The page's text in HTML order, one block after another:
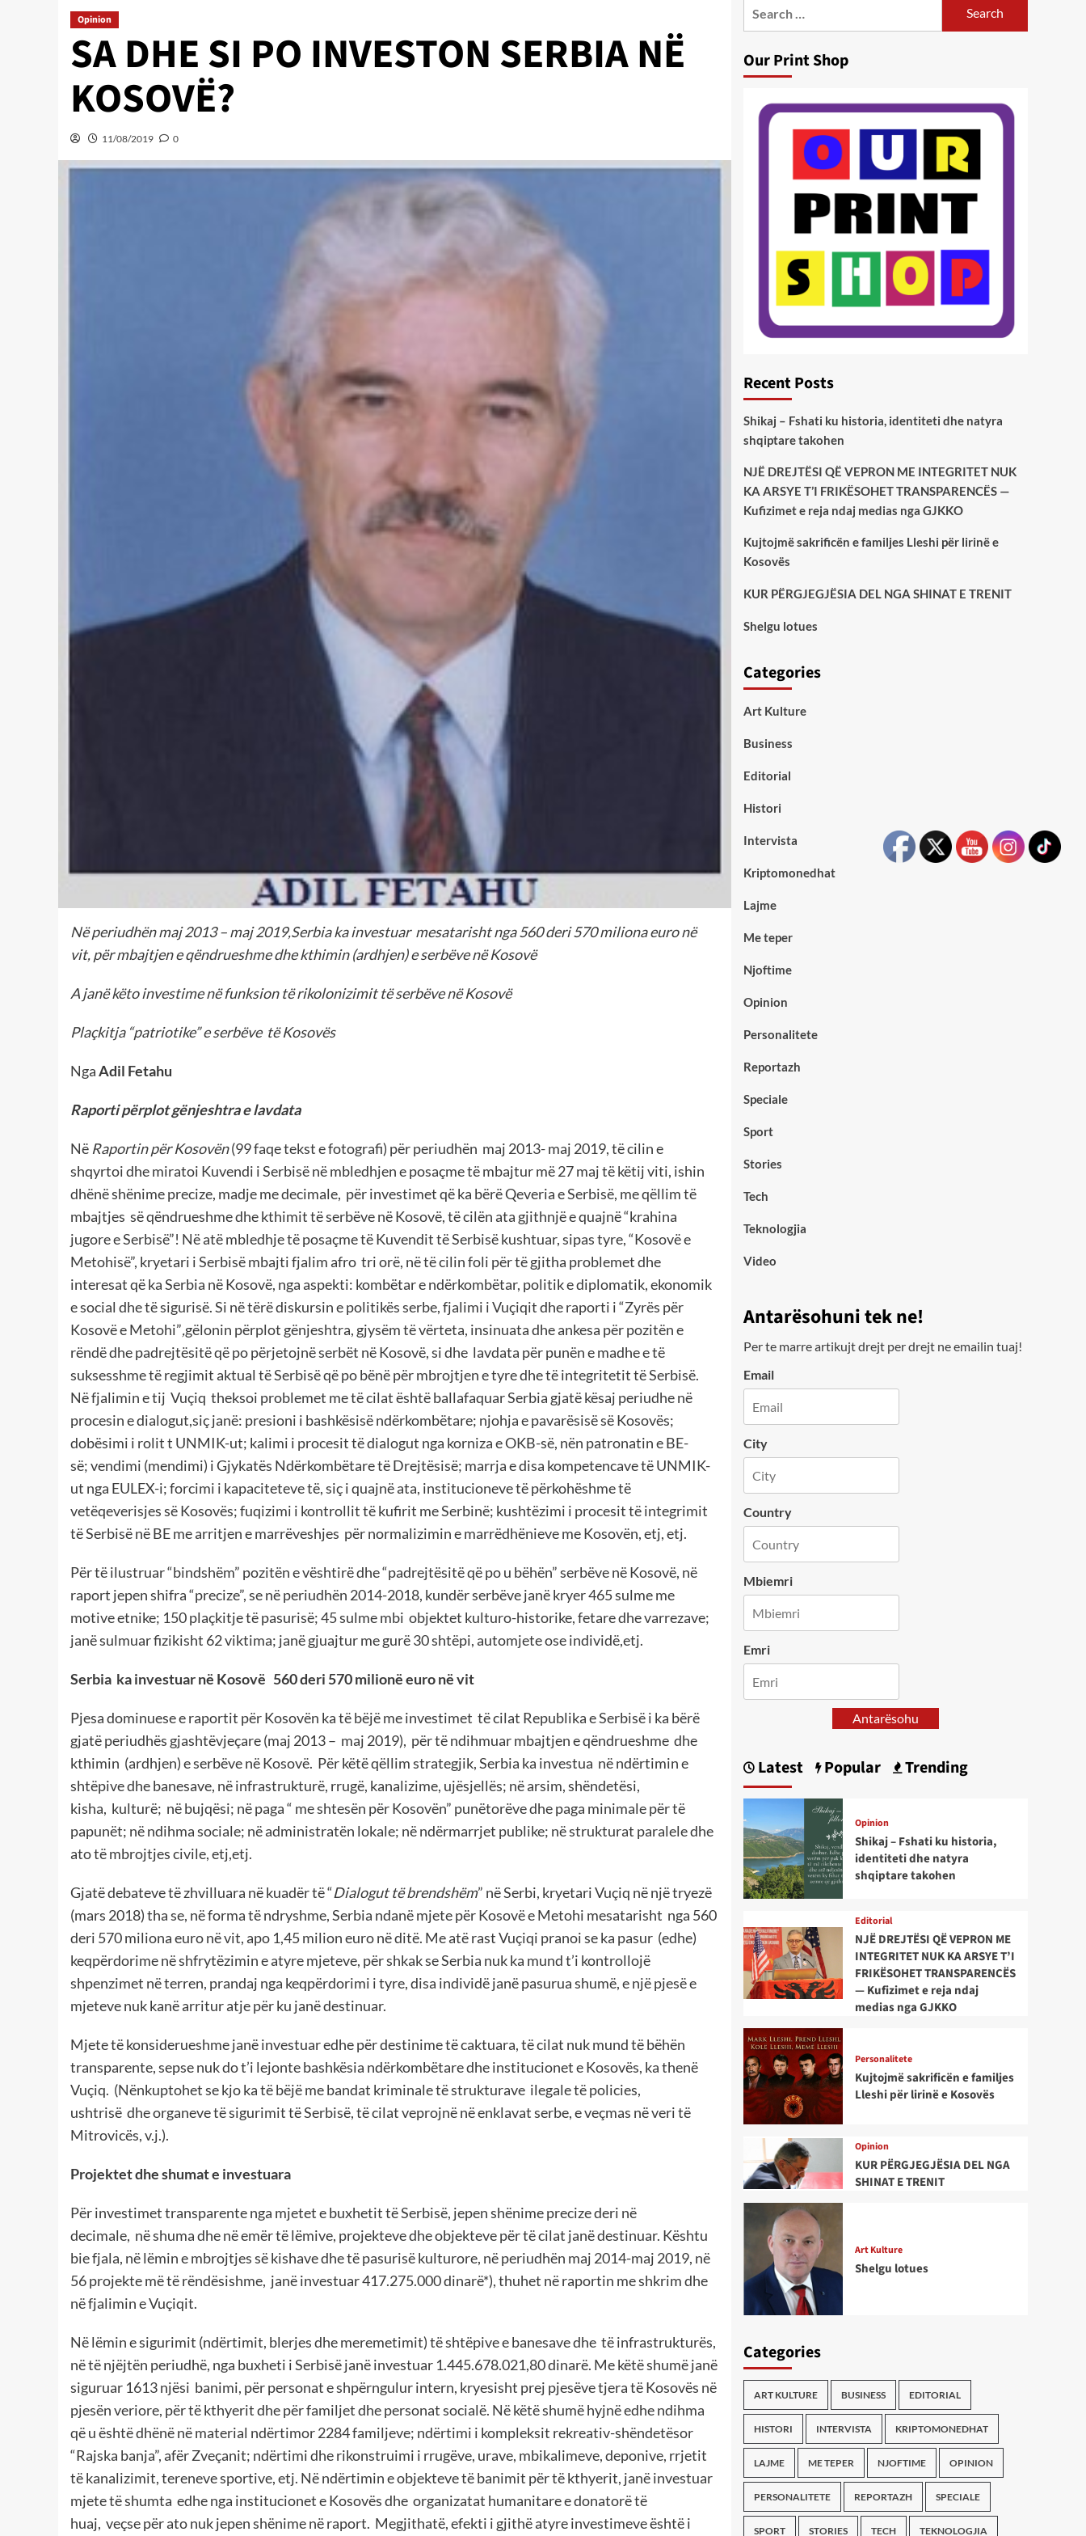
Opinion
SA DHE SI PO INVESTON SERBIA NË
KOSOVË?
11/08/2019 0
Në periudhën maj 2013 – maj 2019,Serbia ka investuar mesatarisht nga 560 deri 570 miliona euro në
vit, për mbajtjen e qëndrueshme dhe kthimin (ardhjen) e serbëve në Kosovë
A janë këto investime në funksion të rikolonizimit të serbëve në Kosovë
Plaçkitja “patriotike” e serbëve të Kosovës
NgaAdil Fetahu
Raporti përplot gënjeshtra e lavdata
NëRaportin për Kosovën(99 faqe tekst e fotografi) për periudhën maj 2013- maj 2019, të cilin e
shqyrtoi dhe miratoi Kuvendi i Serbisë në mbledhjen e posaçme të mbajtur më 27 maj të këtij viti, ishin
dhënë shënime precize, madje me decimale, për investimet që ka bërë Qeveria e Serbisë, me qëllim të
mbajtjes së qëndrueshme dhe kthimit të serbëve në Kosovë, të cilën ata gjithnjë e quajnë “krahina
jugore e Serbisë”! Në atë mbledhje të posaçme të Kuvendit të Serbisë kushtuar, sipas tyre, “Kosovë e
Metohisë”, kryetari i Serbisë mbajti fjalim afro tri orë, në të cilin foli për të gjitha problemet dhe
interesat që ka Serbia në Kosovë, nga aspekti: kombëtar e ndërkombëtar, politik e diplomatik, ekonomik
e social dhe të sigurisë. Si në tërë diskursin e politikës serbe, fjalimi i Vuçiqit dhe raporti i “Zyrës për
Kosovë e Metohi”,gëlonin përplot gënjeshtra, gjysëm të vërteta, insinuata dhe ankesa për pozitën e
rëndë dhe padrejtësitë që po përjetojnë serbët në Kosovë, si dhe lavdata për punën e madhe e të
suksesshme të regjimit aktual të Serbisë që po bënë për mbrojtjen e tyre dhe të integritetit të Serbisë.
Në fjalimin e tij Vuçiq theksoi problemet me të cilat është ballafaquar Serbia gjatë kësaj periudhe në
procesin e dialogut,siç janë: presioni i bashkësisë ndërkombëtare; njohja e pavarësisë së Kosovës;
dobësimi i rolit t UNMIK-ut; kalimi i procesit të dialogut nga korniza e OKB-së, nën patronatin e BE-
së; vendimi (mendimi) i Gjykatës Ndërkombëtare të Drejtësisë; marrja e disa kompetencave të UNMIK-
ut nga EULEX-i; forcimi i kapaciteteve të, siç i quajnë ata, institucioneve të përkohëshme të
vetëqeverisjes së Kosovës; fuqizimi i kontrollit të kufirit me Serbinë; kushtëzimi i procesit të integrimit
të Serbisë në BE me arritjen e marrëveshjes për normalizimin e marrëdhënieve me Kosovën, etj, etj.
Për të ilustruar “bindshëm” pozitën e vështirë dhe “padrejtësitë që po u bëhën” serbëve në Kosovë, në
raport jepen shifra “precize”, se në periudhën 2014-2018, kundër serbëve janë kryer 465 sulme me
motive etnike; 150 plaçkitje të pasurisë; 45 sulme mbi objektet kulturo-historike, fetare dhe varrezave;
janë sulmuar fizikisht 62 viktima; janë gjuajtur me gurë 30 shtëpi, automjete ose individë,etj.
Serbia ka investuar në Kosovë 560 deri 570 milionë euro në vit
Pjesa dominuese e raportit për Kosovën ka të bëjë me investimet të cilat Republika e Serbisë i ka bërë
gjatë periudhës gjashtëvjeçare (maj 2013 – maj 2019), për të ndihmuar mbajtjen e qëndrueshme dhe
kthimin (ardhjen) e serbëve në Kosovë. Për këtë qëllim strategjik, Serbia ka investua në ndërtimin e
shtëpive dhe banesave, në infrastrukturë, rrugë, kanalizime, ujësjellës; në arsim, shëndetësi,
kisha, kulturë; në bujqësi; në paga “ me shtesën për Kosovën” punëtorëve dhe paga minimale për të
papunët; në ndihma sociale; në administratën lokale; në ndërmarrjet publike; në strukturat paralele dhe
ato të mbrojtjes civile, etj,etj.
Gjatë debateve të zhvilluara në kuadër të “Dialogut të brendshëm” në Serbi, kryetari Vuçiq në një tryezë
(mars 2018) tha se, në forma të ndryshme, Serbia ndanë mjete për Kosovë e Metohi mesatarisht nga 560
deri 570 miliona euro në vit, apo 1,45 milion euro në ditë. Me atë rast Vuçiqi pranoi se ka pasur (edhe)
keqpërdorime në shfrytëzimin e atyre mjeteve, për shkak se Serbia nuk ka mund t’i kontrollojë
shpenzimet në terren, prandaj nga keqpërdorimi i tyre, disa individë janë pasurua shumë, e një pjesë e
mjeteve nuk kanë arritur atje për ku janë destinuar.
Mjete të konsiderueshme janë investuar edhe për destinime të caktuara, të cilat nuk mund të bëhën
transparente, sepse nuk do t’i lejonte bashkësia ndërkombëtare dhe institucionet e Kosovës, ka thenë
Vuçiq. (Nënkuptohet se kjo ka të bëjë me bandat kriminale të strukturave ilegale të policies,
ushtrisë dhe organeve të sigurimit të Serbisë, të cilat veprojnë në enklavat serbe, e veçmas në veri të
Mitrovicës, v.j.).
Projektet dhe shumat e investuara
Për investimet transparente nga mjetet e buxhetit të Serbisë, jepen shënime precize deri në
decimale, në shuma dhe në emër të lëmive, projekteve dhe objekteve për të cilat janë destinuar. Kështu
bie fjala, në lëmin e mbrojtjes së kishave dhe të pasurisë kulturore, në periudhën maj 2014-maj 2019, në
56 projekte më të rëndësishme, janë investuar 417.275.000 dinarë*), thuhet në raportin me shkrim dhe
në fjalimin e Vuçiqit.
Në lëmin e sigurimit (ndërtimit, blerjes dhe meremetimit) të shtëpive e banesave dhe të infrastrukturës,
në të njëjtën periudhë, nga buxheti i Serbisë janë investuar 1.445.678.021,80 dinarë. Me këtë shumë janë
siguruar 1613 njësi banimi, për personat e shpërngulur intern, kryesisht prej pjesëve tjera të Kosovës në
pjesën veriore, për të kthyerit dhe për familjet dhe personat socialë. Në këtë shumë hyjnë edhe ndihma
që u është dhënë në material ndërtimor 2284 familjeve; ndërtimi i kompleksit rekreativ-shëndetësor
“Rajska banja”, afër Zveçanit; ndërtimi dhe rikonstruimi i rrugëve, urave, mbikalimeve, deponive, rrjetit
të kanalizimit, tereneve sportive, etj. Në ndërtimin e objekteve të banimit për të kthyerit, janë investuar
mjete të shumta edhe nga institucionet e Kosovës dhe organizatat humanitare e donatorë të
huaj, veçse për ato nuk jepen shënime në raport. Megjithatë, efekti i gjithë atyre investimeve është i
Our Print Shop
Recent Posts
Shikaj – Fshati ku historia, identiteti dhe natyra
shqiptare takohen
NJË DREJTËSI QË VEPRON ME INTEGRITET NUK
KA ARSYE T’I FRIKËSOHET TRANSPARENCËS —
Kufizimet e reja ndaj medias nga GJKKO
Kujtojmë sakrificën e familjes Lleshi për lirinë e
Kosovës
KUR PËRGJEGJËSIA DEL NGA SHINAT E TRENIT
Shelgu lotues
Categories
Art Kulture
Business
Editorial
Histori
Intervista
Kriptomonedhat
Lajme
Me teper
Njoftime
Opinion
Personalitete
Reportazh
Speciale
Sport
Stories
Tech
Teknologjia
Video
Antarësohuni tek ne!
Per te marre artikujt drejt per drejt ne emailin tuaj!
Email
City
Country
Mbiemri
Emri
Antarësohu
Latest Popular Trending
Opinion
Shikaj – Fshati ku historia,
identiteti dhe natyra
shqiptare takohen
Editorial
NJË DREJTËSI QË VEPRON ME
INTEGRITET NUK KA ARSYE T’I
FRIKËSOHET TRANSPARENCËS
— Kufizimet e reja ndaj
medias nga GJKKO
Personalitete
Kujtojmë sakrificën e familjes
Lleshi për lirinë e Kosovës
Opinion
KUR PËRGJEGJËSIA DEL NGA
SHINAT E TRENIT
Art Kulture
Shelgu lotues
Categories
ART KULTURE BUSINESS EDITORIAL
HISTORI INTERVISTA KRIPTOMONEDHAT
LAJME ME TEPER NJOFTIME OPINION
PERSONALITETE REPORTAZH SPECIALE
SPORT STORIES TECH TEKNOLOGJIA